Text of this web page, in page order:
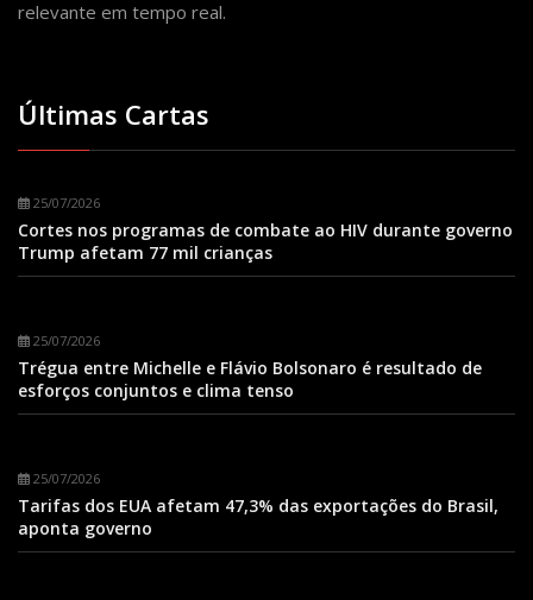
relevante em tempo real.
Últimas Cartas
25/07/2026
Cortes nos programas de combate ao HIV durante governo
Trump afetam 77 mil crianças
25/07/2026
Trégua entre Michelle e Flávio Bolsonaro é resultado de
esforços conjuntos e clima tenso
25/07/2026
Tarifas dos EUA afetam 47,3% das exportações do Brasil,
aponta governo